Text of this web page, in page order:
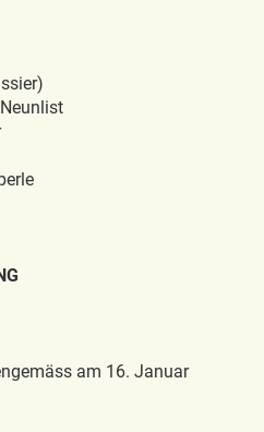
am 16. Januar